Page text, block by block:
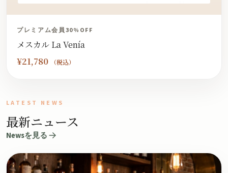
プレミアム会員30%OFF
メスカル La Venía
¥21,780 （税込）
LATEST NEWS
最新ニュース
Newsを見る